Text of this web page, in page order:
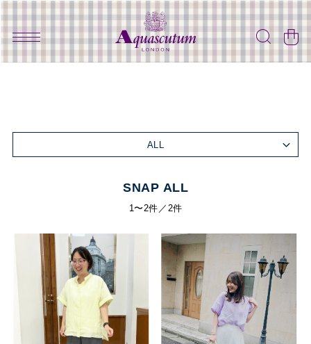
ALL
SNAP ALL
1〜2件／2件